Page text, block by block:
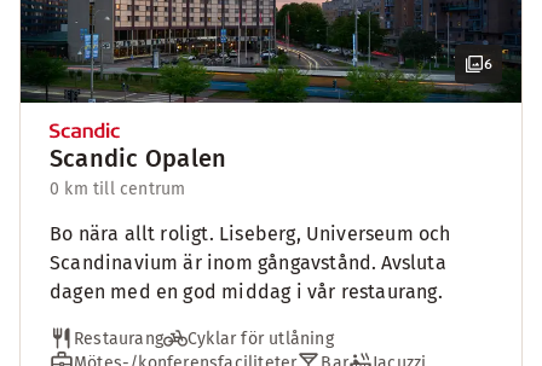
6
Scandic Opalen
0 km till centrum
Bo nära allt roligt. Liseberg, Universeum och
Scandinavium är inom gångavstånd. Avsluta
dagen med en god middag i vår restaurang.
Restaurang
Cyklar för utlåning